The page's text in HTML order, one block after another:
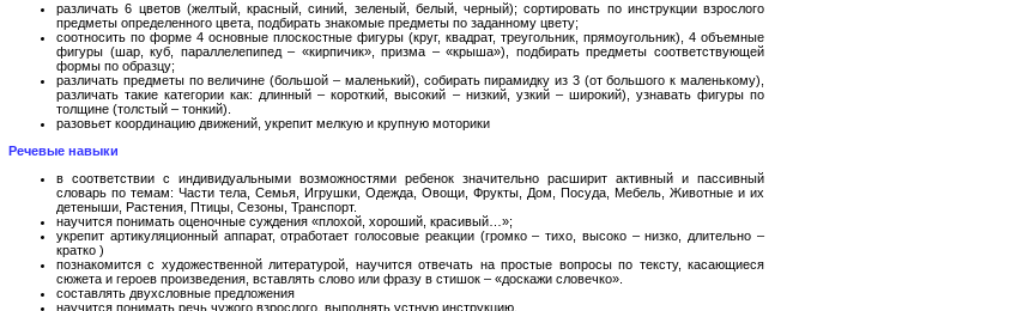
различать 6 цветов (желтый, красный, синий, зеленый, белый, черный); сортировать по инструкции взрослого
предметы определенного цвета, подбирать знакомые предметы по заданному цвету;
соотносить по форме 4 основные плоскостные фигуры (круг, квадрат, треугольник, прямоугольник), 4 объемные
фигуры (шар, куб, параллелепипед – «кирпичик», призма – «крыша»), подбирать предметы соответствующей
формы по образцу;
различать предметы по величине (большой – маленький), собирать пирамидку из 3 (от большого к маленькому),
различать такие категории как: длинный – короткий, высокий – низкий, узкий – широкий), узнавать фигуры по
толщине (толстый – тонкий).
разовьет координацию движений, укрепит мелкую и крупную моторики
Речевые навыки
в соответствии с индивидуальными возможностями ребенок значительно расширит активный и пассивный
словарь по темам: Части тела, Семья, Игрушки, Одежда, Овощи, Фрукты, Дом, Посуда, Мебель, Животные и их
детеныши, Растения, Птицы, Сезоны, Транспорт.
научится понимать оценочные суждения «плохой, хороший, красивый…»;
укрепит артикуляционный аппарат, отработает голосовые реакции (громко – тихо, высоко – низко, длительно –
кратко )
познакомится с художественной литературой, научится отвечать на простые вопросы по тексту, касающиеся
сюжета и героев произведения, вставлять слово или фразу в стишок – «доскажи словечко».
составлять двухсловные предложения
научится понимать речь чужого взрослого, выполнять устную инструкцию.